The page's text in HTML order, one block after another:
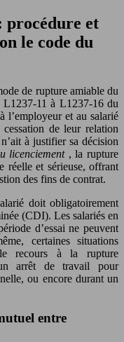
procédure et
le code du
de rupture amiable du
L1237-11 à L1237-16 du
l’employeur et au salarié
de leur relation
à justifier sa décision
licenciement , la rupture
réelle et sérieuse, offrant
des fins de contrat.
doit obligatoirement
(CDI). Les salariés en
d’essai ne peuvent
certaines situations
le recours à la rupture
arrêt de travail pour
ou encore durant un
entre